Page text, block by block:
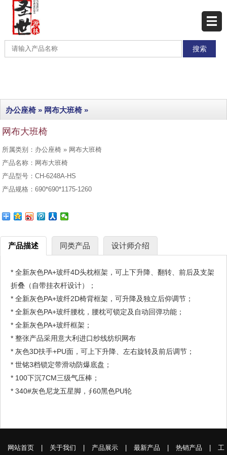
办公座椅» 网布大班椅»
网布大班椅
所属类别：办公座椅 » 网布大班椅
产品名称：网布大班椅
产品型号：CH-6248A-HS
产品规格：690*690*1175-1260
产品描述 同类产品 设计师介绍
* 全新灰色PA+玻纤4D头枕框架，可上下升降、翻转、前后及支架
折叠（自带挂衣杆设计）；
* 全新灰色PA+玻纤2D椅背框架，可升降及独立后仰调节；
* 全新灰色PA+玻纤腰枕，腰枕可锁定及自动回弹功能；
* 全新灰色PA+玻纤框架；
* 整张产品采用意大利进口纱线纺织网布
* 灰色3D扶手+PU面，可上下升降、左右旋转及前后调节；
* 世铭3档锁定带滑动防爆底盘；
* 100下沉7CM三级气压棒；
* 340#灰色尼龙五星脚，∮60黑色PU轮
网站首页 关于我们 产品展示 最新产品 热销产品 工